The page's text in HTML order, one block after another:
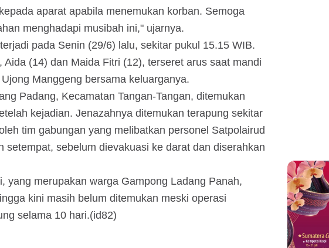
aparat apabila menemukan korban. Semoga
menghadapi musibah ini," ujarnya.
pada Senin (29/6) lalu, sekitar pukul 15.15 WIB.
Aida (14) dan Maida Fitri (12), terseret arus saat mandi
Manggeng bersama keluarganya.
Padang, Kecamatan Tangan-Tangan, ditemukan
kejadian. Jenazahnya ditemukan terapung sekitar
tim gabungan yang melibatkan personel Satpolairud
setempat, sebelum dievakuasi ke darat dan diserahkan
yang merupakan warga Gampong Ladang Panah,
kini masih belum ditemukan meski operasi
selama 10 hari.(id82)